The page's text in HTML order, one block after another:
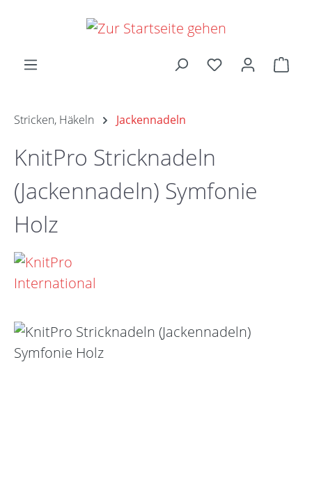
Zum Hauptinhalt springen
Stricken, Häkeln Jackennadeln
KnitPro Stricknadeln
(Jackennadeln) Symfonie
Holz
Bildergalerie überspringen